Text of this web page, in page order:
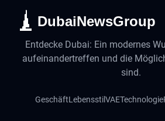
DubaiNewsGroup
Entdecke Dubai: Ein modernes
aufeinandertreffen und die
sind.
GeschäftLebensstilVAETechnologie